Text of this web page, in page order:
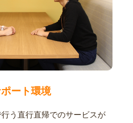
ート環境
う直行直帰でのサービスが